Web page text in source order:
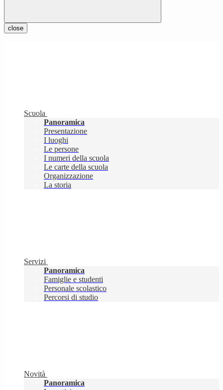
close
Scuola
Panoramica
Presentazione
I luoghi
Le persone
I numeri della scuola
Le carte della scuola
Organizzazione
La storia
Servizi
Panoramica
Famiglie e studenti
Personale scolastico
Percorsi di studio
Novità
Panoramica